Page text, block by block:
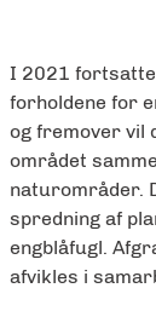
I 2021
forholdene for
og fremover vil
området
naturområder.
spredning af
engblåfugl.
afvikles i